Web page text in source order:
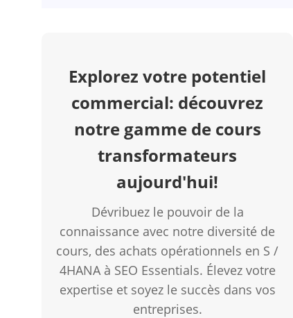
Explorez votre potentiel
commercial: découvrez
notre gamme de cours
transformateurs
aujourd'hui!
Dévribuez le pouvoir de la
connaissance avec notre diversité de
cours, des achats opérationnels en S /
4HANA à SEO Essentials. Élevez votre
expertise et soyez le succès dans vos
entreprises.